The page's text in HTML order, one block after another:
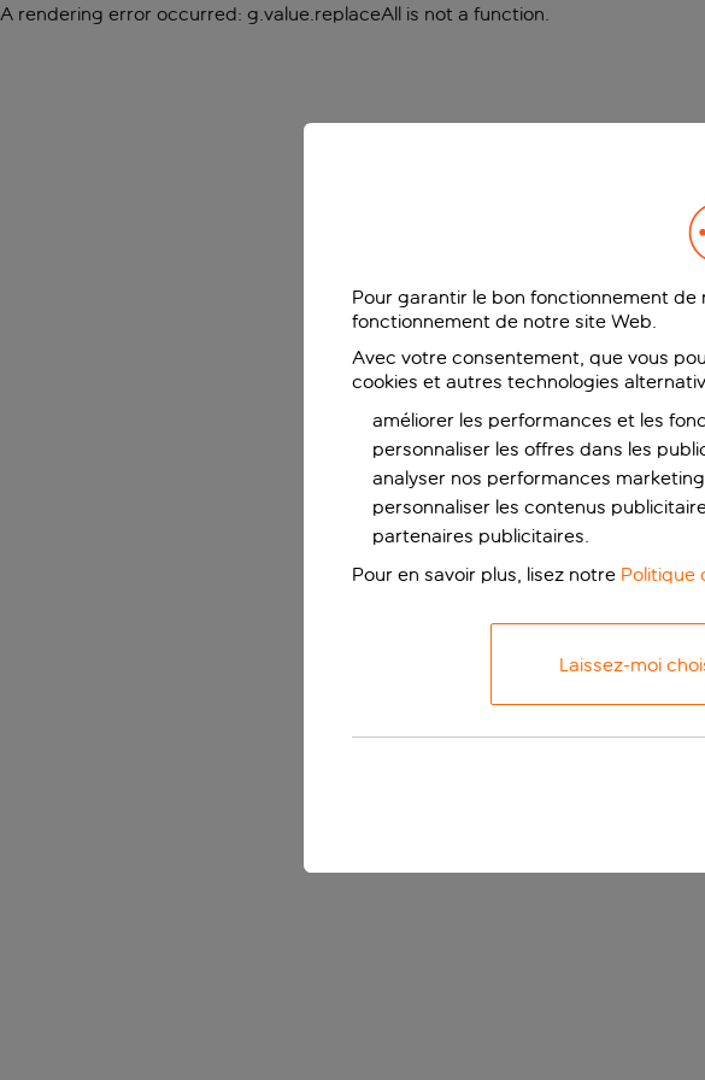
A rendering error occurred: g.value.replaceAll is not a function.
Pour garantir le bon fonctionnement
fonctionnement de notre site Web.
Avec votre consentement, que vous
cookies et autres technologies
améliorer les performances et les
personnaliser les offres dans les
analyser nos performances
personnaliser les contenus
partenaires publicitaires.
Pour en savoir plus, lisez notre Politique
Laissez-moi